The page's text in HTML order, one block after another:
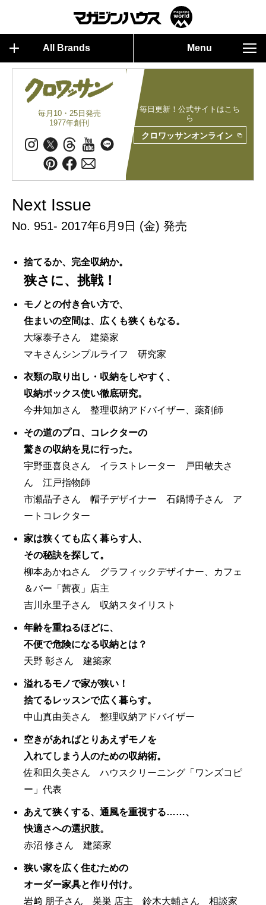
All Brands Menu
毎月10・25日発売
1977年創刊
毎日更新！公式サイトはこち
ら
クロワッサンオンライン
Next Issue
No. 951- 2017年6月9日 (金) 発売
捨てるか、完全収納か。
狭さに、挑戦！
モノとの付き合い方で、
住まいの空間は、広くも狭くもなる。
大塚泰子さん 建築家
マキさんシンプルライフ 研究家
衣類の取り出し・収納をしやすく、
収納ボックス使い徹底研究。
今井知加さん 整理収納アドバイザー、薬剤師
その道のプロ、コレクターの
驚きの収納を見に行った。
宇野亜喜良さん イラストレーター 戸田敏夫さ
ん 江戸指物師
市瀬晶子さん 帽子デザイナー 石鍋博子さん ア
ートコレクター
家は狭くても広く暮らす人、
その秘訣を探して。
柳本あかねさん グラフィックデザイナー、カフェ
＆バー「茜夜」店主
吉川永里子さん 収納スタイリスト
年齢を重ねるほどに、
不便で危険になる収納とは？
天野 彰さん 建築家
溢れるモノで家が狭い！
捨てるレッスンで広く暮らす。
中山真由美さん 整理収納アドバイザー
空きがあればとりあえずモノを
入れてしまう人のための収納術。
佐和田久美さん ハウスクリーニング「ワンズコピ
ー」代表
あえて狭くする、通風を重視する……、
快適さへの選択肢。
赤沼 修さん 建築家
狭い家を広く住むための
オーダー家具と作り付け。
岩﨑 朋子さん 巣巣 店主 鈴木大輔さん 相談家